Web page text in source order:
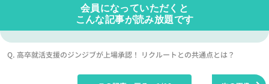
会員になっていただくと
こんな記事が読み放題です
Q. 高卒就活支援のジンジブが上場承認！ リクルートとの共通点とは？